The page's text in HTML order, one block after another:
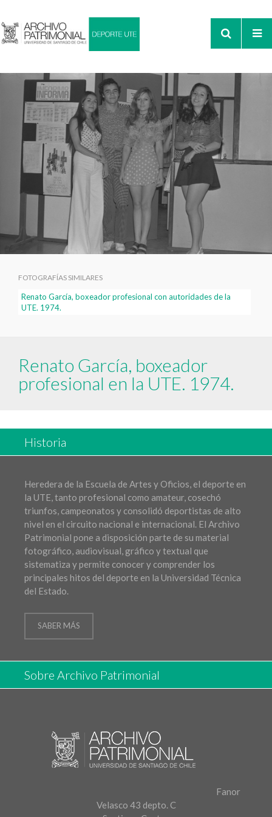
FOTOGRAFÍAS SIMILARES
Renato García, boxeador profesional con autoridades de la
UTE. 1974.
Renato García, boxeador
profesional en la UTE. 1974.
Historia
Heredera de la Escuela de Artes y Oficios, el deporte en
la UTE, tanto profesional como amateur, cosechó
triunfos, campeonatos y consolidó deportistas de alto
nivel en el circuito nacional e internacional. El Archivo
Patrimonial pone a disposición parte de su material
fotográfico, audiovisual, gráfico y textual que
sistematiza y permite conocer y comprender los
principales hitos del deporte en la Universidad Técnica
del Estado.
SABER MÁS
Sobre Archivo Patrimonial
Fanor
Velasco 43 depto. C